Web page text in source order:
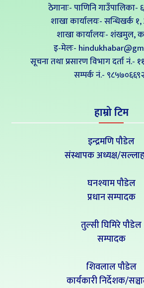
ठेगानाः- पाणिनि गाउँपालिका-
शाखा कार्यालयः- सन्धिखर्क १,
शाखा कार्यालयः- शंखमुल,
इ-मेलः-
सूचना तथा प्रसारण विभाग दर्ता नं.-
सम्पर्क नं‍.-
हाम्रो टिम
इन्द्रमणि पौडेल
संस्थापक अध्यक्ष/
घनश्याम पौडेल
प्रधान सम्पादक
तुल्सी घिमिरे पौडेल
सम्पादक
शिवलाल पौडेल
कार्यकारी निर्देशक/